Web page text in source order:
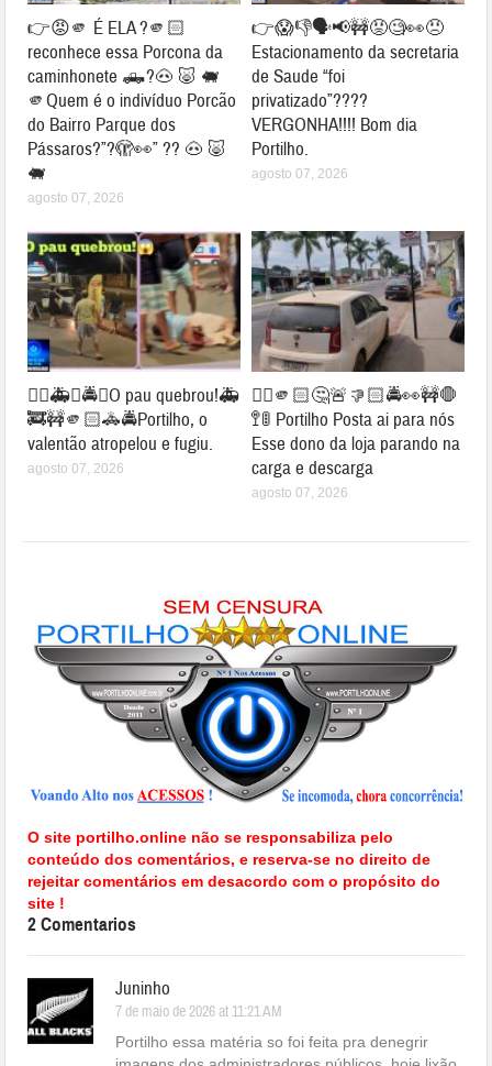
👉😡🫵 É ELA ?🫵🏻
reconhece essa Porcona da
caminhonete 🛻?🐽 🐷 🐖
🫵Quem é o indivíduo Porcão
do Bairro Parque dos
Pássaros?”?🫣👀” ?? 🐽 🐷
🐖
agosto 07, 2026
👉😱👎🗣📢🚧😡🧐👀😠
Estacionamento da secretaria
de Saude “foi
privatizado”????
VERGONHA!!!! Bom dia
Portilho.
agosto 07, 2026
👉🏻🚑🚓🚔😱O pau quebrou!🚑
🚒🚧🫵🏻🚓🚔Portilho, o
valentão atropelou e fugiu.
agosto 07, 2026
👉🏻🫵🏻🤔🚨👎🏻🚔👀🚧🛑
🚏🚦 Portilho Posta ai para nós
Esse dono da loja parando na
carga e descarga
agosto 07, 2026
O site portilho.online não se responsabiliza pelo
conteúdo dos comentários, e reserva-se no direito de
rejeitar comentários em desacordo com o propósito do
site !
2 Comentarios
Juninho
7 de maio de 2026 at 11:21 AM
Portilho essa matéria so foi feita pra denegrir